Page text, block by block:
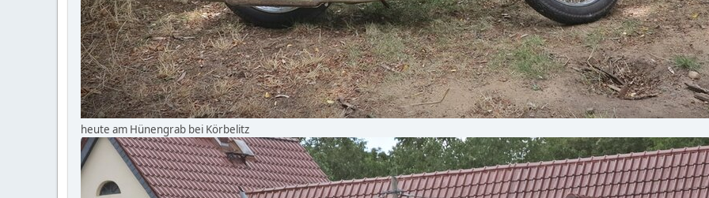
heute am Hünengrab bei Körbelitz